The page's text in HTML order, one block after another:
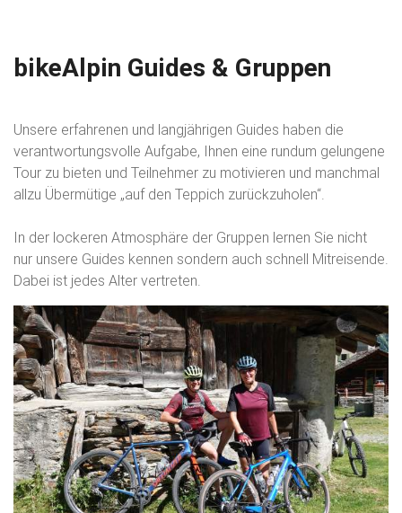
bikeAlpin Guides & Gruppen
Unsere erfahrenen und langjährigen Guides haben die
verantwortungsvolle Aufgabe, Ihnen eine rundum gelungene
Tour zu bieten und Teilnehmer zu motivieren und manchmal
allzu Übermütige „auf den Teppich zurückzuholen“.
In der lockeren Atmosphäre der Gruppen lernen Sie nicht
nur unsere Guides kennen sondern auch schnell Mitreisende.
Dabei ist jedes Alter vertreten.